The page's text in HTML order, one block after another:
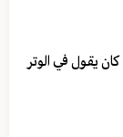
كان يقول في الوتر